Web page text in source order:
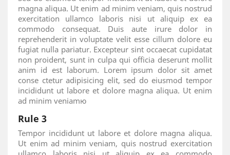
magna aliqua. Ut enim ad minim veniam, quis nostrud
exercitation ullamco laboris nisi ut aliquip ex ea
commodo consequat. Duis aute irure dolor in
reprehenderit in voluptate velit esse cillum dolore eu
fugiat nulla pariatur. Excepteur sint occaecat cupidatat
non proident, sunt in culpa qui officia deserunt mollit
anim id est laborum. Lorem ipsum dolor sit amet
conse ctetur adipisicing elit, sed do eiusmod tempor
incididunt ut labore et dolore magna aliqua. Ut enim
ad minim veniamю
Rule 3
Tempor incididunt ut labore et dolore magna aliqua.
Ut enim ad minim veniam, quis nostrud exercitation